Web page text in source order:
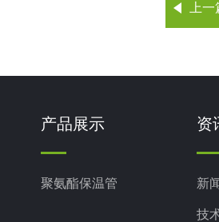
上
产品展示
聚氨酯保温管
资
新
技